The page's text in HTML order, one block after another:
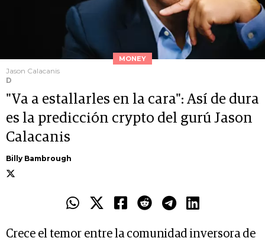
MONEY
Jason Calacanis
D
"Va a estallarles en la cara": Así de dura
es la predicción crypto del gurú Jason
Calacanis
Billy Bambrough
Crece el temor entre la comunidad inversora de